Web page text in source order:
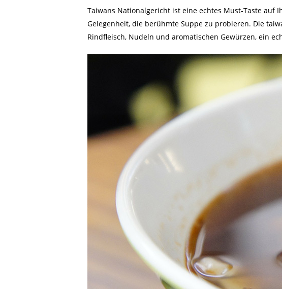
Taiwans Nationalgericht ist eine echtes Must-Taste auf
Gelegenheit, die berühmte Suppe zu probieren. Die
Rindfleisch, Nudeln und aromatischen Gewürzen, ein